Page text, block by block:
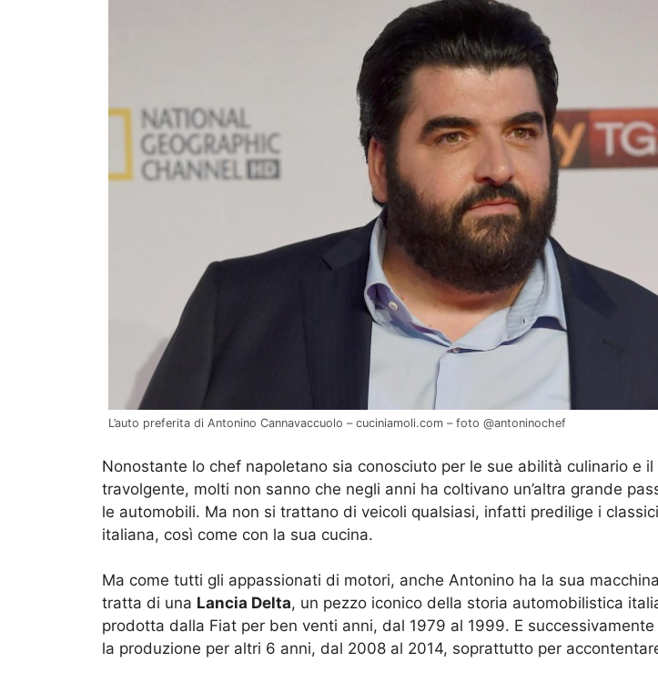
L’auto preferita di Antonino Cannavaccuolo – cuciniamoli.com – foto @antoninochef
Nonostante lo chef napoletano sia conosciuto per le sue abilità culinario e il
travolgente, molti non sanno che negli anni ha coltivano un’altra grande
le automobili. Ma non si trattano di veicoli qualsiasi, infatti predilige i
italiana, così come con la sua cucina.
Ma come tutti gli appassionati di motori, anche Antonino ha la sua
tratta di una Lancia Delta, un pezzo iconico della storia automobilistica
prodotta dalla Fiat per ben venti anni, dal 1979 al 1999. E
la produzione per altri 6 anni, dal 2008 al 2014, soprattutto per